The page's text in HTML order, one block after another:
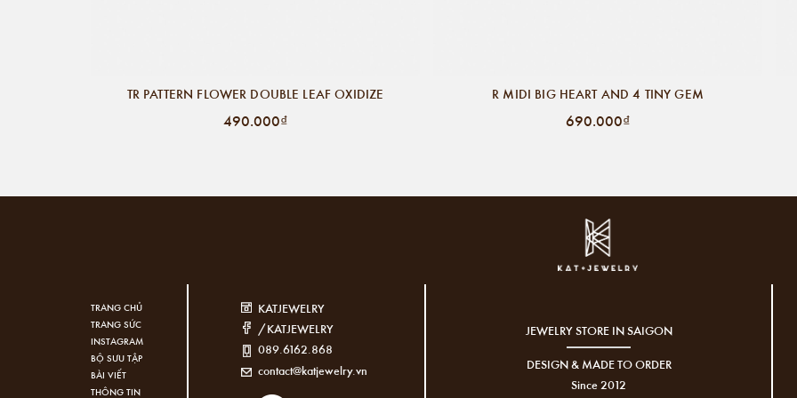
TR PATTERN FLOWER DOUBLE LEAF OXIDIZE
490.000₫
R MIDI BIG HEART AND 4 TINY GEM
690.000₫
TRANG CHỦ
TRANG SỨC
INSTAGRAM
BỘ SƯU TẬP
BÀI VIẾT
THÔNG TIN
KATJEWELRY
/KATJEWELRY
089.6162.868
contact@katjewelry.vn
JEWELRY STORE IN SAIGON
DESIGN & MADE TO ORDER
Since 2012